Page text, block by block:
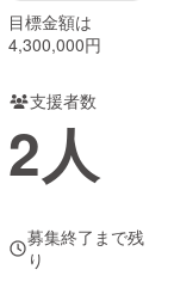
Creation
ミュニティ
目標金額は
4,300,000円
支援者数
2人
募集終了まで残
り